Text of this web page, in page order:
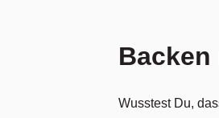
Backen
Wusstest Du,